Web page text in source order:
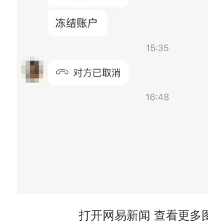
打开网易新闻 查看更多